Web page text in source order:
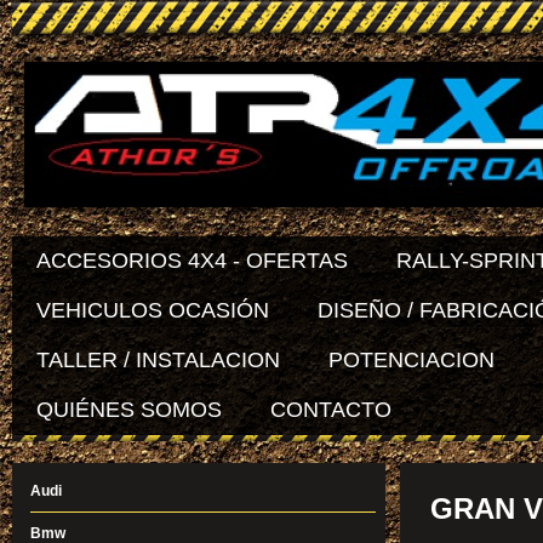
ACCESORIOS 4X4 - OFERTAS RALLY-
VEHICULOS OCASIÓN DISEÑO /
TALLER / INSTALACION POTENCIACION
QUIÉNES SOMOS CONTACTO
GRAN
Audi
Bmw